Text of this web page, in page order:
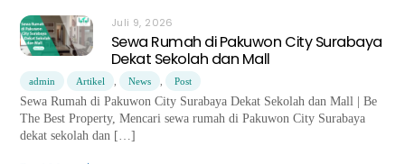
Juli 9, 2026
Sewa Rumah di Pakuwon City Surabaya
Dekat Sekolah dan Mall
admin Artikel News Post
Sewa Rumah di Pakuwon City Surabaya Dekat Sekolah dan Mall | Be
The Best Property, Mencari sewa rumah di Pakuwon City Surabaya
dekat sekolah dan […]